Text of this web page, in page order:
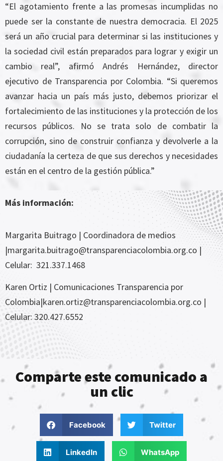
“El agotamiento frente a las promesas incumplidas no
puede ser la constante de nuestra democracia. El 2025
será un año crucial para determinar si las instituciones y
la sociedad civil están preparados para lograr y exigir un
cambio real”, afirmó Andrés Hernández, director
ejecutivo de Transparencia por Colombia. “Si queremos
avanzar hacia un país más justo, debemos priorizar el
fortalecimiento de las instituciones y la protección de los
recursos públicos. No se trata solo de combatir la
corrupción, sino de construir confianza y devolverle a la
ciudadanía la certeza de que sus derechos y necesidades
están en el centro de la gestión pública.”
Más información:
Margarita Buitrago | Coordinadora de medios
|margarita.buitrago@transparenciacolombia.org.co |
Celular: 321.337.1468
Karen Ortiz | Comunicaciones Transparencia por
Colombia|karen.ortiz@transparenciacolombia.org.co |
Celular: 320.427.6552
Comparte este comunicado a
un clic
Facebook Twitter
LinkedIn WhatsApp